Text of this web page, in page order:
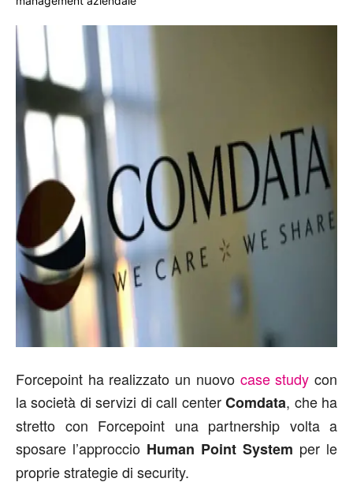
Forcepoint ha realizzato un nuovo case study con
la società di servizi di call centerComdata, che ha
stretto con Forcepoint una partnership volta a
sposare l’approccio Human Point System per le
proprie strategie di security.